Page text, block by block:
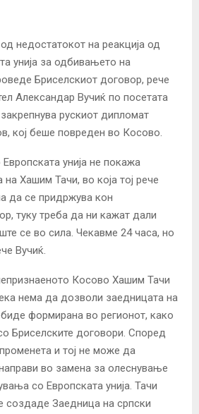
недостатокот на реакција од
унија за одбивањето на
Бриселскиот договор, рече
Александар Вучиќ по посетата
рускиот дипломат
кој беше повреден во Косово.
унија не покажа
на Хашим Тачи, во која тој рече
да се придржува кон
туку треба да ни кажат дали
се во сила. Чекавме 24 часа, но
Вучиќ.
Косово Хашим Тачи
нема да дозволи заедницата на
формирана во регионот, како
Бриселските договори. Според
променета и тој не може да
во замена за олеснување
со Европската унија. Тачи
создаде Заедница на српски